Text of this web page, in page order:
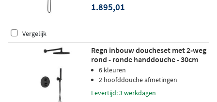
1.895,01
Vergelijk
Regn inbouw doucheset met 2-weg
rond - ronde handdouche - 30cm
hoofddouche - plafondbuis -
wandsteun - mat zwart
6 kleuren
2 hoofddouche afmetingen
Levertijd: 3 werkdagen